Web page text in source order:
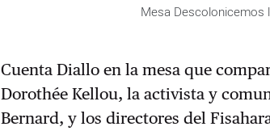
Mesa Descolonicemos
Cuenta Diallo en la mesa que
Dorothée Kellou, la activista y
Bernard, y los directores del